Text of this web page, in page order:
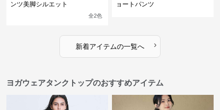
ンツ美脚シルエット
全2色
ョートパンツ
新着アイテムの一覧へ ›
ヨガウェアタンクトップのおすすめアイテム